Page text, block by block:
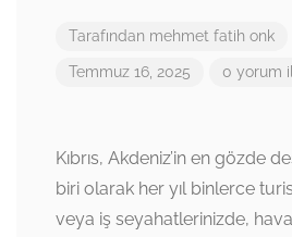
Tarafından mehmet fatih onk
Temmuz 16, 2025 0 yorum
Kıbrıs, Akdeniz’in en gözde
biri olarak her yıl binlerce
veya iş seyahatlerinizde,